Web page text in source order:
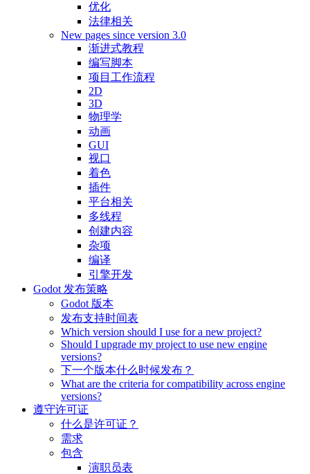
优化
法律相关
New pages since version 3.0
渐进式教程
编写脚本
项目工作流程
2D
3D
物理学
动画
GUI
视口
着色
插件
平台相关
多线程
创建内容
杂项
编译
引擎开发
Godot 发布策略
Godot 版本
发布支持时间表
Which version should I use for a new project?
Should I upgrade my project to use new engine
versions?
下一个版本什么时候发布？
What are the criteria for compatibility across engine
versions?
遵守许可证
什么是许可证？
需求
包含
演职员表